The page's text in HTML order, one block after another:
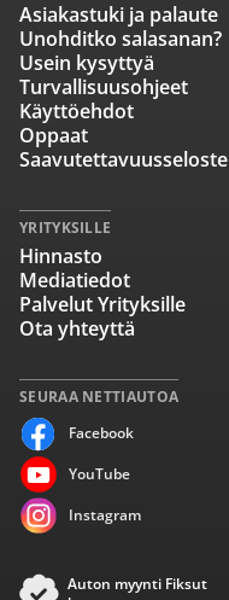
SEURAA NETTIAUTOA
Facebook
YouTube
Instagram
Asiakastuki ja palaute
Unohditko salasanan?
Usein kysyttyä
Turvallisuusohjeet
Käyttöehdot
Oppaat
Saavutettavuusseloste
YRITYKSILLE
Hinnasto
Mediatiedot
Palvelut Yrityksille
Ota yhteyttä
Auton myynti Fiksut